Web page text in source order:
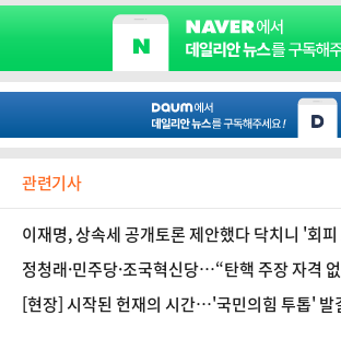
관련기사
이재명, 상속세 공개토론 제안했다 닥치니 '회
산 엔딩?
정청래·민주당·조국혁신당…“탄핵 주장 자격
[현장] 시작된 헌재의 시간…'국민의힘 투톱' 발